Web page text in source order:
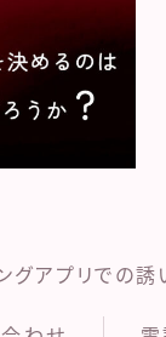
グアプリでの